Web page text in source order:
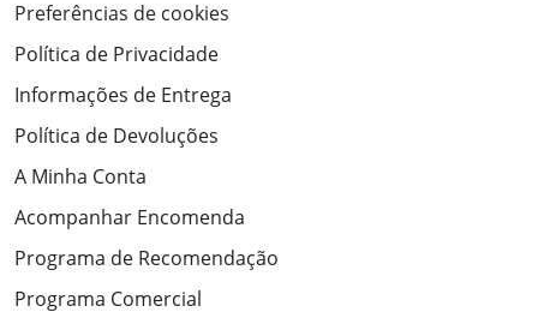
Preferências de cookies
Política de Privacidade
Informações de Entrega
Política de Devoluções
A Minha Conta
Acompanhar Encomenda
Programa de Recomendação
Programa Comercial